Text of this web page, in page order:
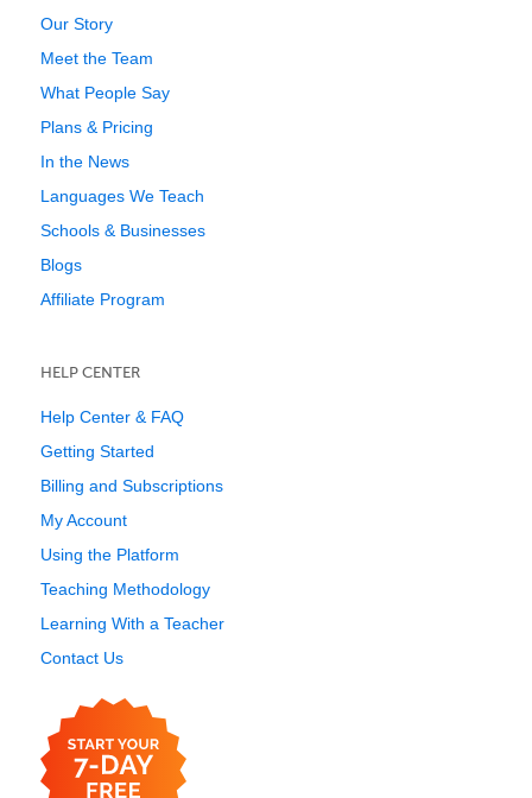
Our Story
Meet the Team
What People Say
Plans & Pricing
In the News
Languages We Teach
Schools & Businesses
Blogs
Affiliate Program
HELP CENTER
Help Center & FAQ
Getting Started
Billing and Subscriptions
My Account
Using the Platform
Teaching Methodology
Learning With a Teacher
Contact Us